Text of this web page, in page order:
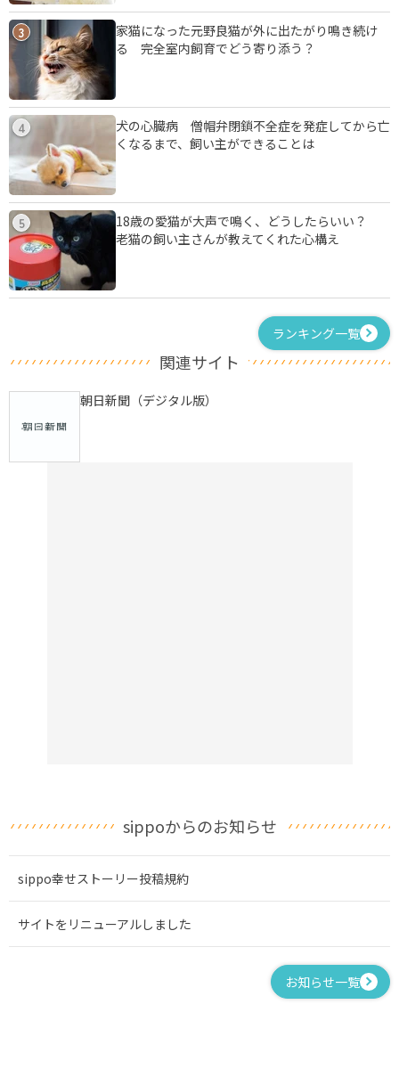
3
家猫になった元野良猫が外に出たがり鳴き続け
る 完全室内飼育でどう寄り添う？
4
犬の心臓病 僧帽弁閉鎖不全症を発症してから亡
くなるまで、飼い主ができることは
5
18歳の愛猫が大声で鳴く、どうしたらいい？
老猫の飼い主さんが教えてくれた心構え
ランキング一覧
関連サイト
朝日新聞（デジタル版）
sippoからのお知らせ
sippo幸せストーリー投稿規約
サイトをリニューアルしました
お知らせ一覧